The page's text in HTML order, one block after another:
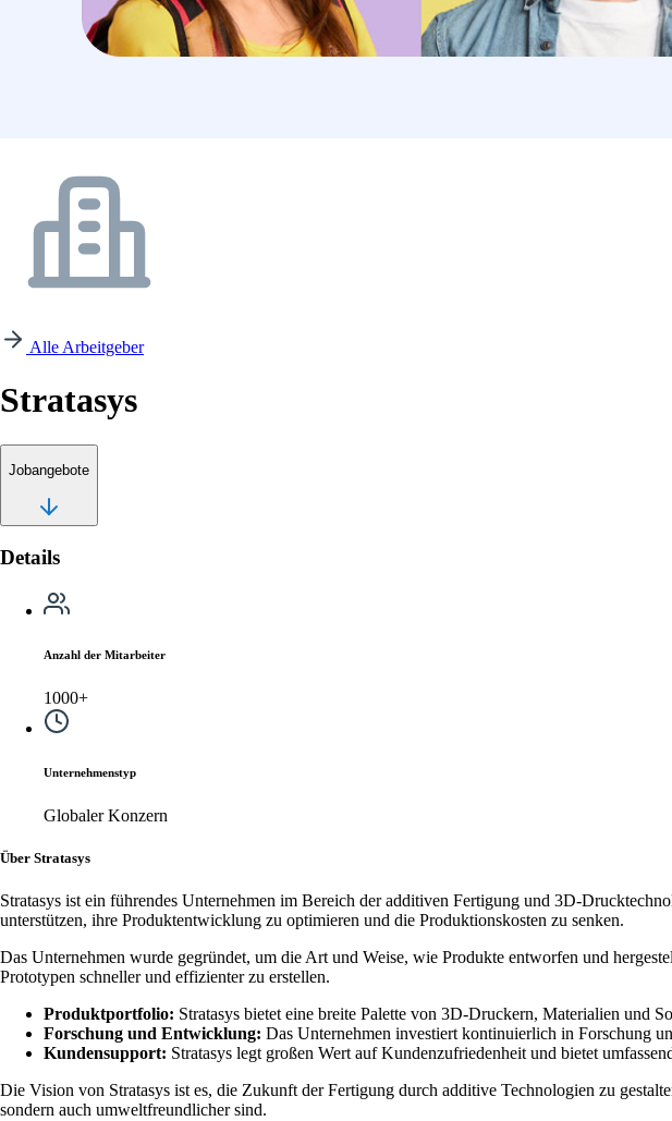
Alle Arbeitgeber
Stratasys
Jobangebote
Details
Anzahl der Mitarbeiter
1000+
Unternehmenstyp
Globaler Konzern
Über Stratasys
Stratasys ist ein führendes Unternehmen im Bereich der additiven Fertigung und 3D-
unterstützen, ihre Produktentwicklung zu optimieren und die Produktionskosten zu senken.
Das Unternehmen wurde gegründet, um die Art und Weise, wie Produkte entworfen und
Prototypen schneller und effizienter zu erstellen.
Produktportfolio: Stratasys bietet eine breite Palette von 3D-Druckern, Materialien und
Forschung und Entwicklung: Das Unternehmen investiert kontinuierlich in Forschung
Kundensupport: Stratasys legt großen Wert auf Kundenzufriedenheit und bietet
Die Vision von Stratasys ist es, die Zukunft der Fertigung durch additive Technologien zu
sondern auch umweltfreundlicher sind.